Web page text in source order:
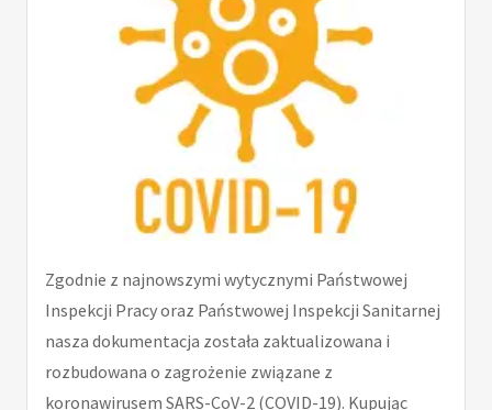
Zgodnie z najnowszymi wytycznymi Państwowej
Inspekcji Pracy oraz Państwowej Inspekcji Sanitarnej
nasza dokumentacja została zaktualizowana i
rozbudowana o zagrożenie związane z
koronawirusem SARS-CoV-2 (COVID-19). Kupując